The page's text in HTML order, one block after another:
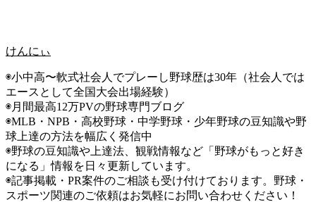
けんにぃ
◉小中高〜軟式社会人でプレーし野球歴は30年（社会人では
エースとして全国大会出場経験）
◉月間最高12万PVの野球専門ブログ
◉MLB・NPB・高校野球・中学野球・少年野球の豆知識や野
球上達の方法を幅広く発信中
◉野球の豆知識や上達法、観戦情報など「野球がもっと好き
になる」情報を日々更新しています。
◉記事掲載・PR案件のご相談も受け付けております。野球・
スポーツ関連のご依頼はお気軽にお問い合わせください！